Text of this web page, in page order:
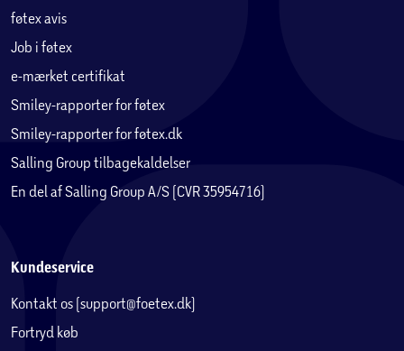
føtex avis
Job i føtex
e-mærket certifikat
Smiley-rapporter for føtex
Smiley-rapporter for føtex.dk
Salling Group tilbagekaldelser
En del af Salling Group A/S (CVR 35954716)
Kundeservice
Kontakt os (support@foetex.dk)
Fortryd køb